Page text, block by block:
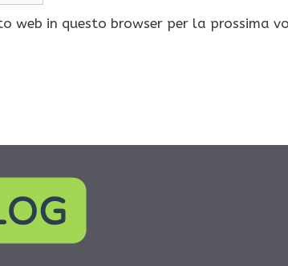
web in questo browser per la prossima